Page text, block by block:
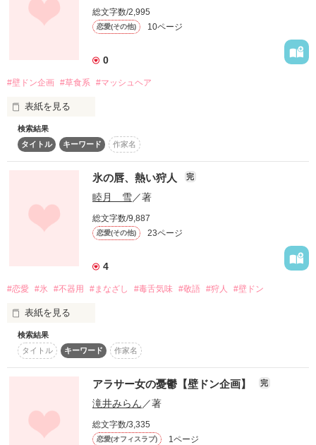
東雲沙紀（シノノメサキ）
２９歳
南山彰（ミナミヤマアキラ）
総文字数/2,995
恋愛(その他) 10ページ
0
#壁ドン企画 #草食系 #マッシュヘア
表紙を見る
酔っ払ってもいいじゃん。
今日私は元彼の浮気の事実を知ったんだから。
「……先輩、あんま舐めないでくれます？」
見た目草食系の彼は
実は
【壁ドン企画短編】
検索結果
タイトル
キーワード 作家名
氷の唇、熱い狩人 完
睦月 雪／著
総文字数/9,887
恋愛(その他) 23ページ
4
#恋愛 #氷 #不器用 #まなざし #毒舌気味 #敬語 #狩人 #壁ドン
表紙を見る
冷たいばかりだと思っていた
氷のような彼
検索結果
タイトル
キーワード 作家名
アラサー女の憂鬱【壁ドン企画】 完
滝井みらん ／著
総文字数/3,335
恋愛(オフィスラブ) 1ページ